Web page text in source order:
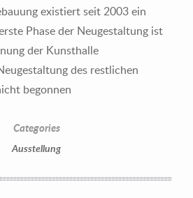
existiert seit 2003 ein
Phase der Neugestaltung ist
der Kunsthalle
des restlichen
begonnen
Categories
Ausstellung